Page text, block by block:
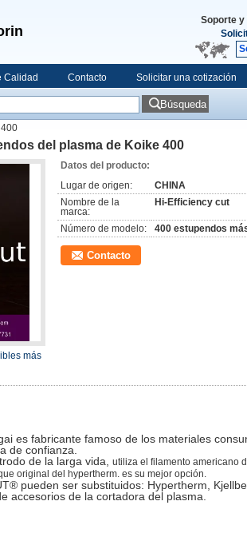
Soporte y
Calidad Contacto Solicitar una cotización
Búsqueda
del plasma de Koike 400
más
Datos del producto:
Lugar de origen:
CHINA
Nombre de la
marca:
Hi-Efficiency cut
Número de modelo: 400 estupendos
Contacto
es fabricante famoso de los materiales
de confianza.
de la larga vida, utiliza el filamento americano
original del hypertherm. es su mejor opción.
pueden ser substituidos: Hypertherm,
accesorios de la cortadora del plasma.